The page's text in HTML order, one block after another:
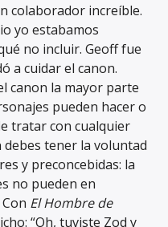
colaborador increíble.
yo estabamos
no incluir. Geoff fue
a cuidar el canon.
canon la mayor parte
pueden hacer o
tratar con cualquier
tener la voluntad
y preconcebidas: la
no pueden en
El Hombre de
“Oh, tuviste Zod y